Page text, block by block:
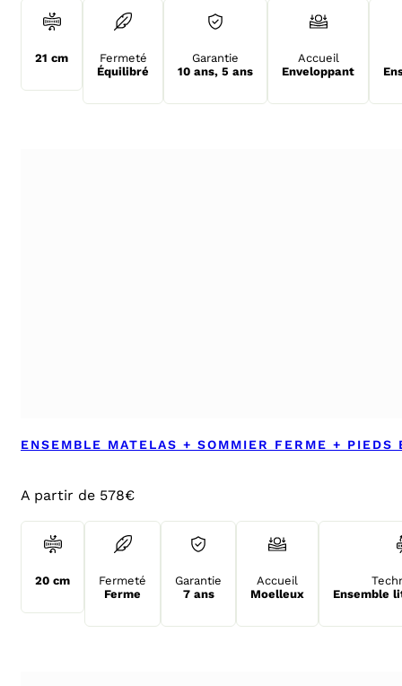
21 cm
Fermeté
Équilibré
Garantie
10 ans, 5 ans
Accueil
Enveloppant
ENSEMBLE MATELAS + SOMMIER FERME + PIEDS
A partir de 578€
20 cm
Fermeté
Ferme
Garantie
7 ans
Accueil
Moelleux
Ensemble